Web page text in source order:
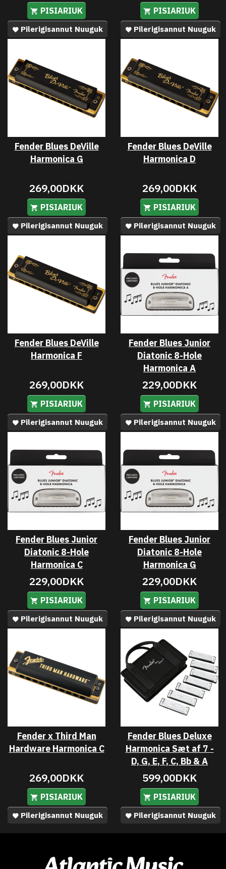
PISIARIUK
Pilerigisannut Nuuguk
PISIARIUK
Pilerigisannut Nuuguk
Fender Blues DeVille
Harmonica G
269,00DKK
PISIARIUK
Pilerigisannut Nuuguk
Fender Blues DeVille
Harmonica D
269,00DKK
PISIARIUK
Pilerigisannut Nuuguk
Fender Blues DeVille
Harmonica F
269,00DKK
PISIARIUK
Pilerigisannut Nuuguk
Fender Blues Junior
Diatonic 8-Hole
Harmonica A
229,00DKK
PISIARIUK
Pilerigisannut Nuuguk
Fender Blues Junior
Diatonic 8-Hole
Harmonica C
229,00DKK
PISIARIUK
Pilerigisannut Nuuguk
Fender Blues Junior
Diatonic 8-Hole
Harmonica G
229,00DKK
PISIARIUK
Pilerigisannut Nuuguk
Fender x Third Man
Hardware Harmonica C
269,00DKK
PISIARIUK
Pilerigisannut Nuuguk
Fender Blues Deluxe
Harmonica Sæt af 7 -
D, G, E, F, C, Bb & A
599,00DKK
PISIARIUK
Pilerigisannut Nuuguk